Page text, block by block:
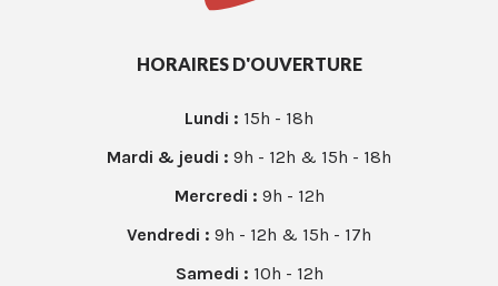
HORAIRES D'OUVERTURE
Lundi : 15h - 18h
Mardi & jeudi : 9h - 12h & 15h - 18h
Mercredi : 9h - 12h
Vendredi : 9h - 12h & 15h - 17h
Samedi : 10h - 12h